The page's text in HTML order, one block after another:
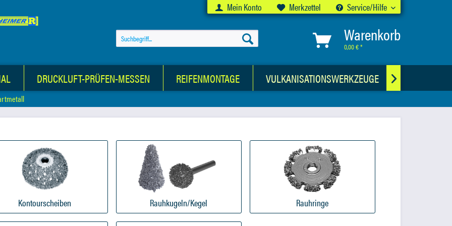
Mein Konto Merkzettel Service/Hilfe
Warenkorb
0,00 € *
DRUCKLUFT-PRÜFEN-MESSEN REIFENMONTAGE VULKANISATIONSWERKZEUGE 
Kontourscheiben Rauhkugeln/Kegel Rauhringe